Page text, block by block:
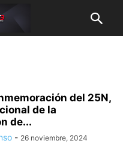
del 25N,
de la
de...
- 26 noviembre, 2024